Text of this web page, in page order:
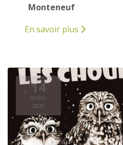
Monteneuf
En savoir plus
14
AVRIL
2025